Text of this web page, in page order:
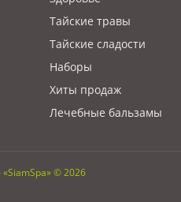
Тайские травы
Тайские сладости
Наборы
Хиты продаж
Лечебные бальзамы
© 2026